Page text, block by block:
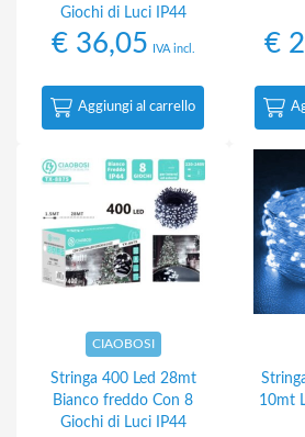
Giochi di Luci IP44
€36,05 IVA incl.
Aggiungi al carrello
€
CIAOBOSI
Stringa 400 Led 28mt
Bianco freddo Con 8
Giochi di Luci IP44
10mt